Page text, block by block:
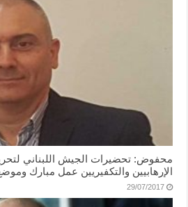
محفوض: تحضيرات الجيش اللبناني
الإرهابيين والتكفيريين عمل مبارك
29/07/2017